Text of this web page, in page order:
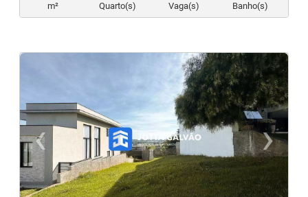
m²
Quarto(s)
Vaga(s)
Banho(s)
‹
Previous
›